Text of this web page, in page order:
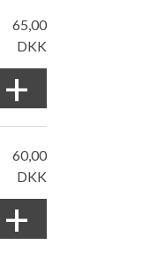
65,00
DKK
+
60,00
DKK
+